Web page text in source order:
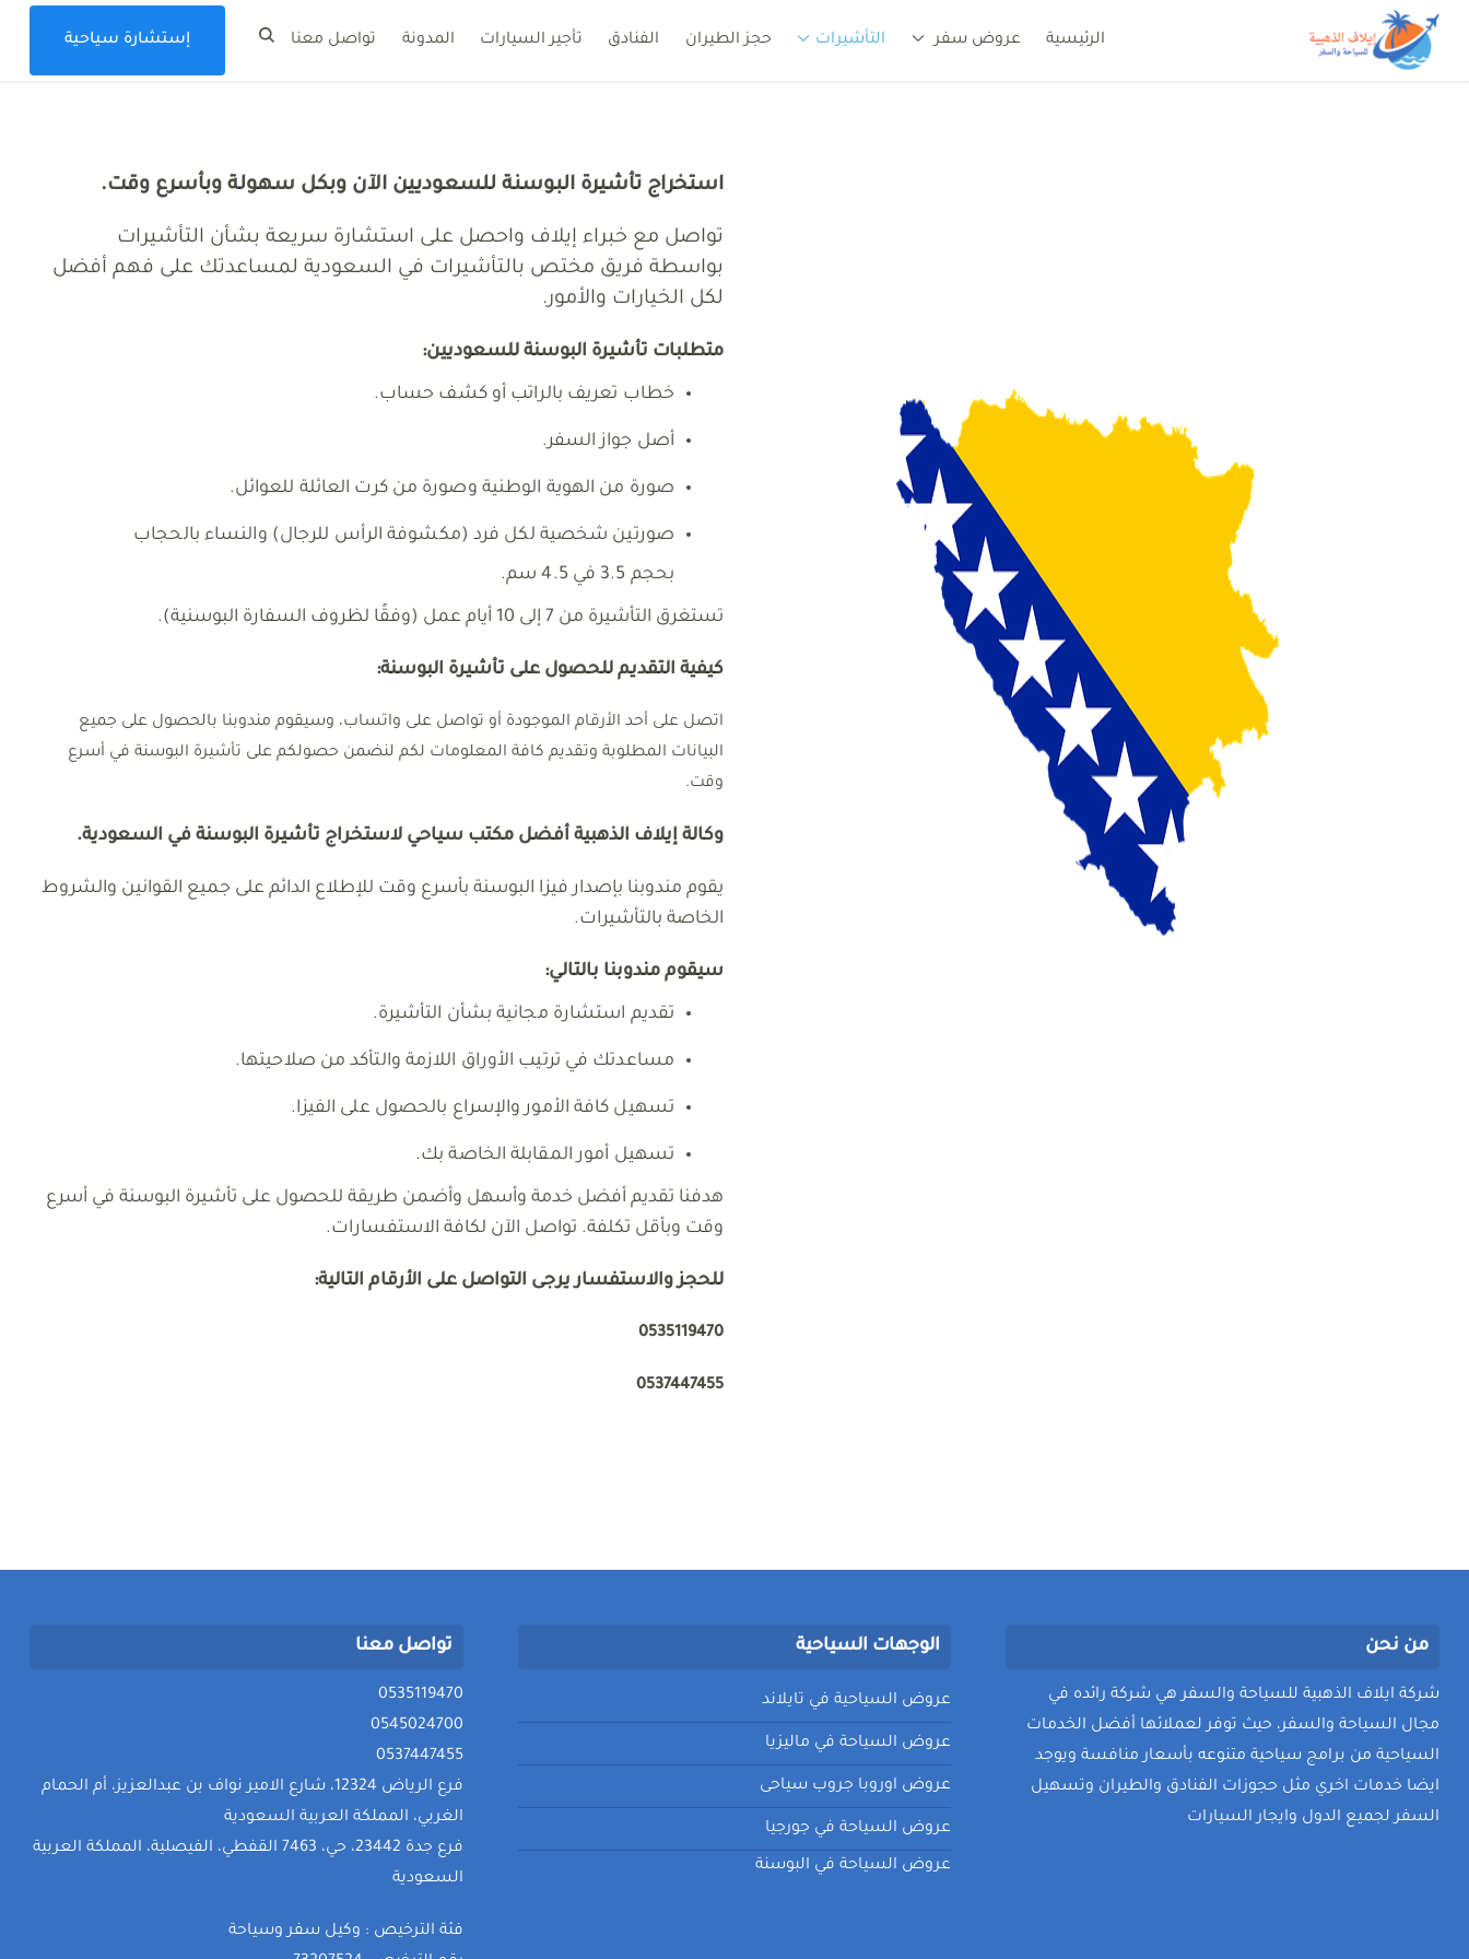
الرئيسية عروض سفر التأشيرات حجز الطيران الفنادق تأجير السيارات المدونة تواصل معنا إستشارة سياحية
استخراج تأشيرة البوسنة للسعوديين الآن وبكل سهولة وبأسرع وقت.
تواصل مع خبراء إيلاف واحصل على استشارة سريعة بشأن التأشيرات
بواسطة فريق مختص بالتأشيرات في السعودية لمساعدتك على فهم أفضل
لكل الخيارات والأمور.
متطلبات تأشيرة البوسنة للسعوديين:
خطاب تعريف بالراتب أو كشف حساب.
أصل جواز السفر.
صورة من الهوية الوطنية وصورة من كرت العائلة للعوائل.
صورتين شخصية لكل فرد (مكشوفة الرأس للرجال) والنساء بالحجاب
بحجم 3.5 في 4.5 سم.
تستغرق التأشيرة من 7 إلى 10 أيام عمل (وفقًا لظروف السفارة البوسنية).
كيفية التقديم للحصول على تأشيرة البوسنة:
اتصل على أحد الأرقام الموجودة أو تواصل على واتساب، وسيقوم مندوبنا بالحصول على جميع
البيانات المطلوبة وتقديم كافة المعلومات لكم لنضمن حصولكم على تأشيرة البوسنة في أسرع
وقت.
وكالة إيلاف الذهبية أفضل مكتب سياحي لاستخراج تأشيرة البوسنة في السعودية.
يقوم مندوبنا بإصدار فيزا البوسنة بأسرع وقت للإطلاع الدائم على جميع القوانين والشروط
الخاصة بالتأشيرات.
سيقوم مندوبنا بالتالي:
تقديم استشارة مجانية بشأن التأشيرة.
مساعدتك في ترتيب الأوراق اللازمة والتأكد من صلاحيتها.
تسهيل كافة الأمور والإسراع بالحصول على الفيزا.
تسهيل أمور المقابلة الخاصة بك.
هدفنا تقديم أفضل خدمة وأسهل وأضمن طريقة للحصول على تأشيرة البوسنة في أسرع
وقت وبأقل تكلفة. تواصل الآن لكافة الاستفسارات.
للحجز والاستفسار يرجى التواصل على الأرقام التالية:
0535119470
0537447455
من نحن
شركة ايلاف الذهبية للسياحة والسفر هي شركة رائده في
مجال السياحة والسفر، حيث توفر لعملائها أفضل الخدمات
السياحية من برامج سياحية متنوعه بأسعار منافسة ويوجد
ايضا خدمات اخري مثل حجوزات الفنادق والطيران وتسهيل
السفر لجميع الدول وايجار السيارات
الوجهات السياحية
عروض السياحية في تايلاند
عروض السياحة في ماليزيا
عروض اوروبا جروب سياحى
عروض السياحة في جورجيا
عروض السياحة في البوسنة
تواصل معنا
0535119470
0545024700
0537447455
فرع الرياض 12324، شارع الامير نواف بن عبدالعزيز، أم الحمام
الغربي، المملكة العربية السعودية
فرع جدة 23442، حي، 7463 القفطي، الفيصلية، المملكة العربية
السعودية
فئة الترخيص : وكيل سفر وسياحة